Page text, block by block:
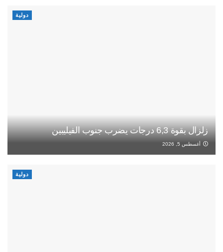
دولية
زلزال بقوة 6,3 درجات يضرب جنوب الفيليبين
أغسطس 5, 2026
دولية